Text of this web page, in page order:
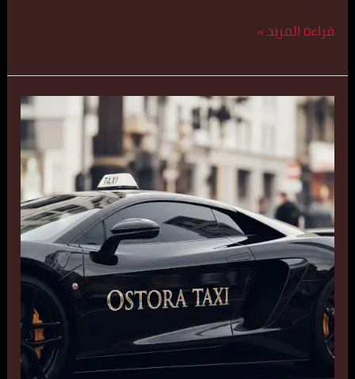
قراءة المزيد »
تاكسي
تحت
الطلب
الكويت
55179079
|
تاكسي
الأسطورة
(أسرع
خدمة
24/7)